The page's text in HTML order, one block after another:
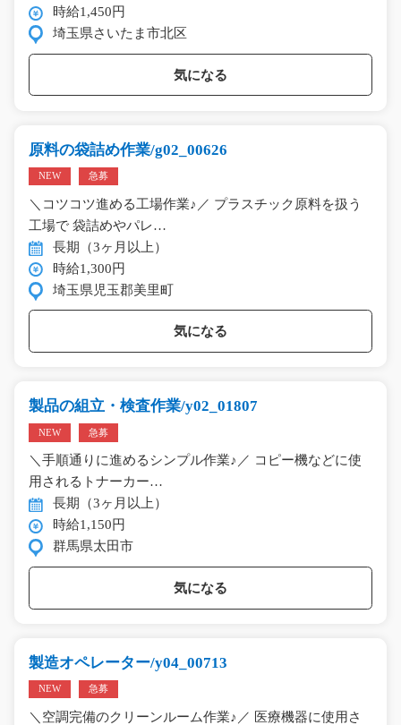
時給1,450円
埼玉県さいたま市北区
気になる
原料の袋詰め作業/g02_00626
NEW 急募
＼コツコツ進める工場作業♪／ プラスチック原料を扱う
工場で 袋詰めやパレ…
長期（3ヶ月以上）
時給1,300円
埼玉県児玉郡美里町
気になる
製品の組立・検査作業/y02_01807
NEW 急募
＼手順通りに進めるシンプル作業♪／ コピー機などに使
用されるトナーカー…
長期（3ヶ月以上）
時給1,150円
群馬県太田市
気になる
製造オペレーター/y04_00713
NEW 急募
＼空調完備のクリーンルーム作業♪／ 医療機器に使用さ